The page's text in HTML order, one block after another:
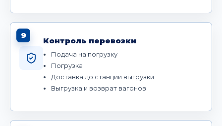
9
Контроль перевозки
Подача на погрузку
Погрузка
Доставка до станции выгрузки
Выгрузка и возврат вагонов